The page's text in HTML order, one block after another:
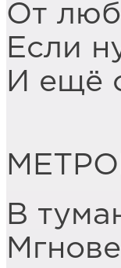
От
Если
И ещё
В